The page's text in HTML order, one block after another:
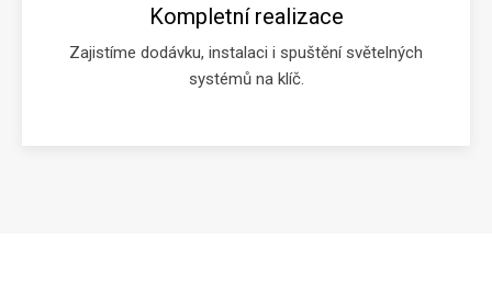
Kompletní realizace
Zajistíme dodávku, instalaci i spuštění světelných
systémů na klíč.